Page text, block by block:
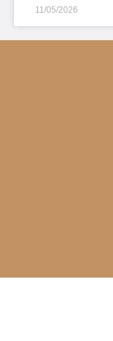
11/05/2026